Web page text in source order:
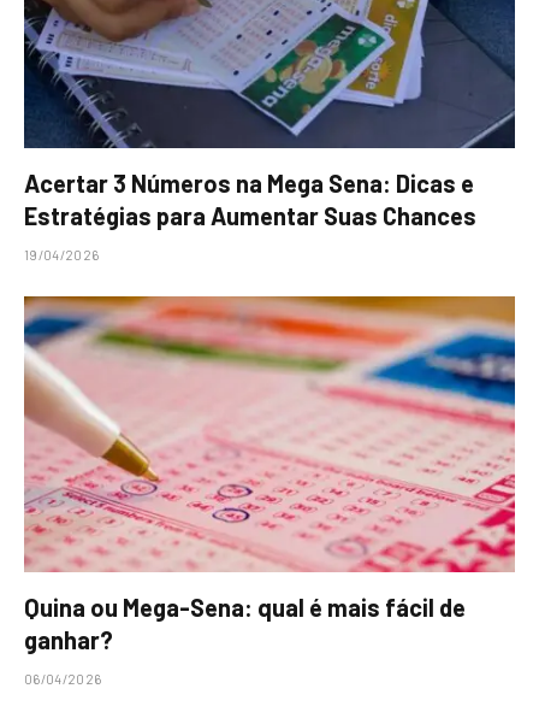
Acertar 3 Números na Mega Sena: Dicas e
Estratégias para Aumentar Suas Chances
19/04/2026
Quina ou Mega-Sena: qual é mais fácil de
ganhar?
06/04/2026